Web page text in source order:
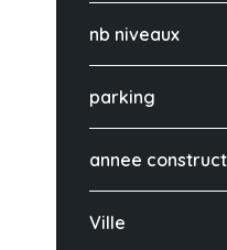
nb niveaux
parking
annee
Ville